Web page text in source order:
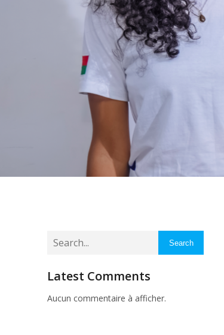
Search
Latest Comments
Aucun commentaire à afficher.